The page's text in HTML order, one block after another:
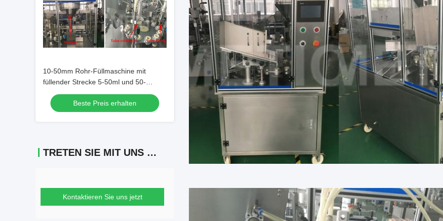
10-50mm Rohr-Füllmaschine mit
füllender Strecke 5-50ml und 50-
250mm Rohr-Länge
Beste Preis erhalten
TRETEN SIE MIT UNS IN VERBINDUNG
Kontaktieren Sie uns jetzt